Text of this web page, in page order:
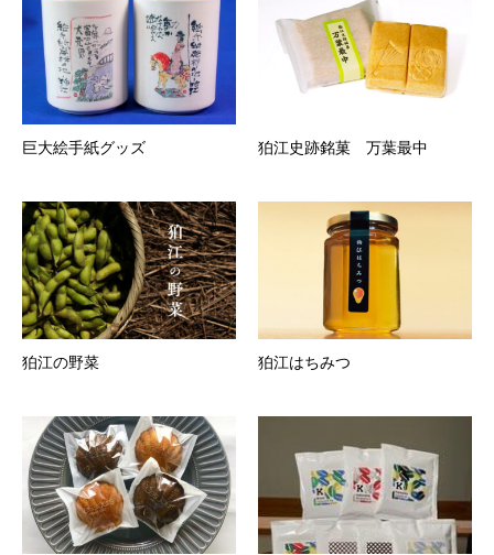
巨大絵手紙グッズ 狛江史跡銘菓 万葉最中
狛江の野菜 狛江はちみつ